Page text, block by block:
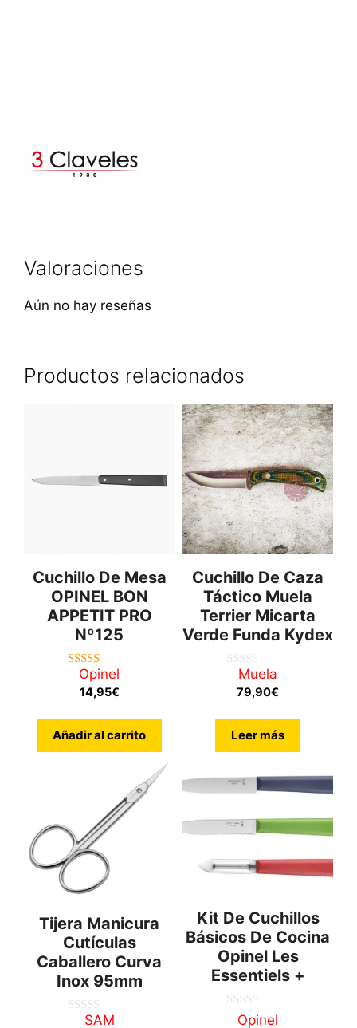
Valoraciones
Aún no hay reseñas
Productos relacionados
Cuchillo De Mesa
OPINEL BON
APPETIT PRO
Nº125
5.00
de 5
Opinel
14,95€
Añadir al carrito
Cuchillo De Caza
Táctico Muela
Terrier Micarta
Verde Funda Kydex
Muela
79,90€
Leer más
Tijera Manicura
Cutículas
Caballero Curva
Inox 95mm
SAM
Kit De Cuchillos
Básicos De Cocina
Opinel Les
Essentiels +
Opinel